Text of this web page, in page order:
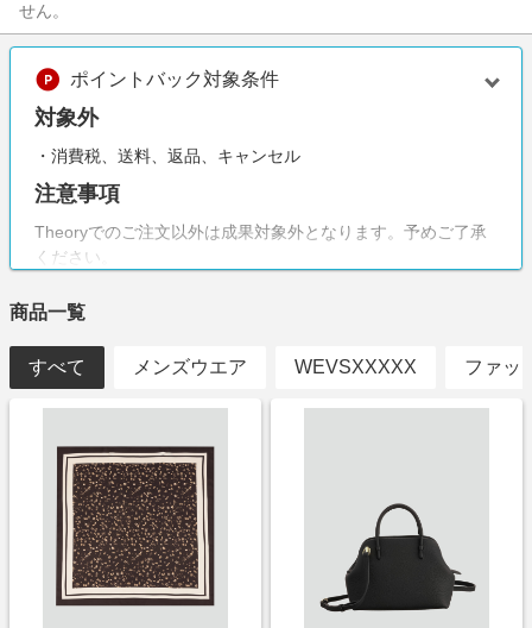
せん。
ポイントバック対象条件
対象外
・消費税、送料、返品、キャンセル
注意事項
Theoryでのご注文以外は成果対象外となります。予めご了承
ください。
商品一覧
すべて メンズウエア WEVSXXXXX ファッ